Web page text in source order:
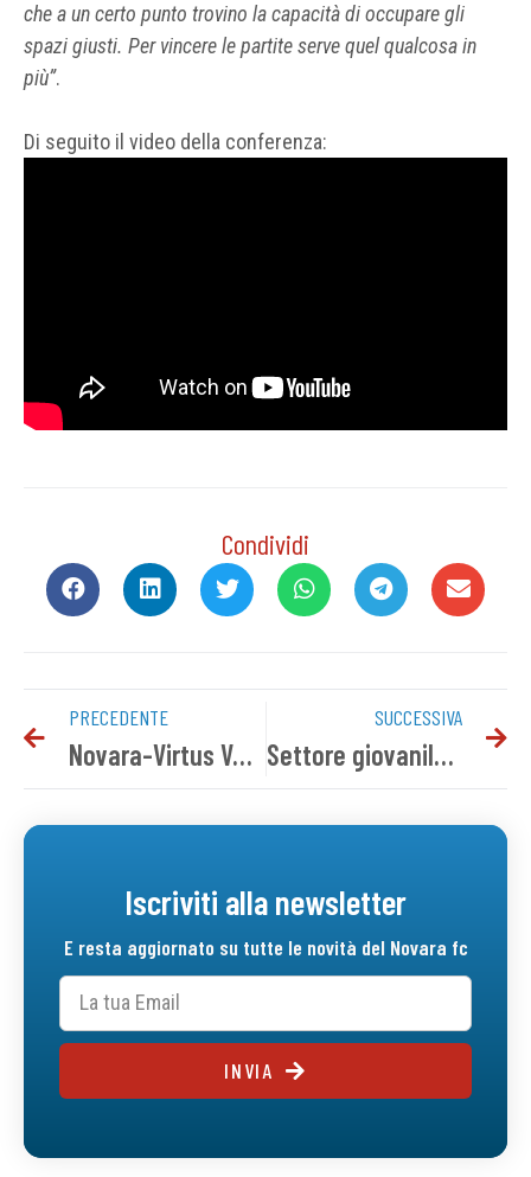
che a un certo punto trovino la capacità di occupare gli
spazi giusti. Per vincere le partite serve quel qualcosa in
più”.
Di seguito il video della conferenza:
Condividi
PRECEDENTE
Novara-Virtus Verona 1-1 | Tabellino del match
SUCCESSIVA
Settore giovanile, i risultati del weekend
Iscriviti alla newsletter
E resta aggiornato su tutte le novità del Novara fc
INVIA